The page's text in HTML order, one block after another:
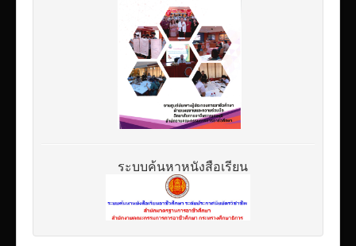
ระบบค้นหาหนังสือเรียน